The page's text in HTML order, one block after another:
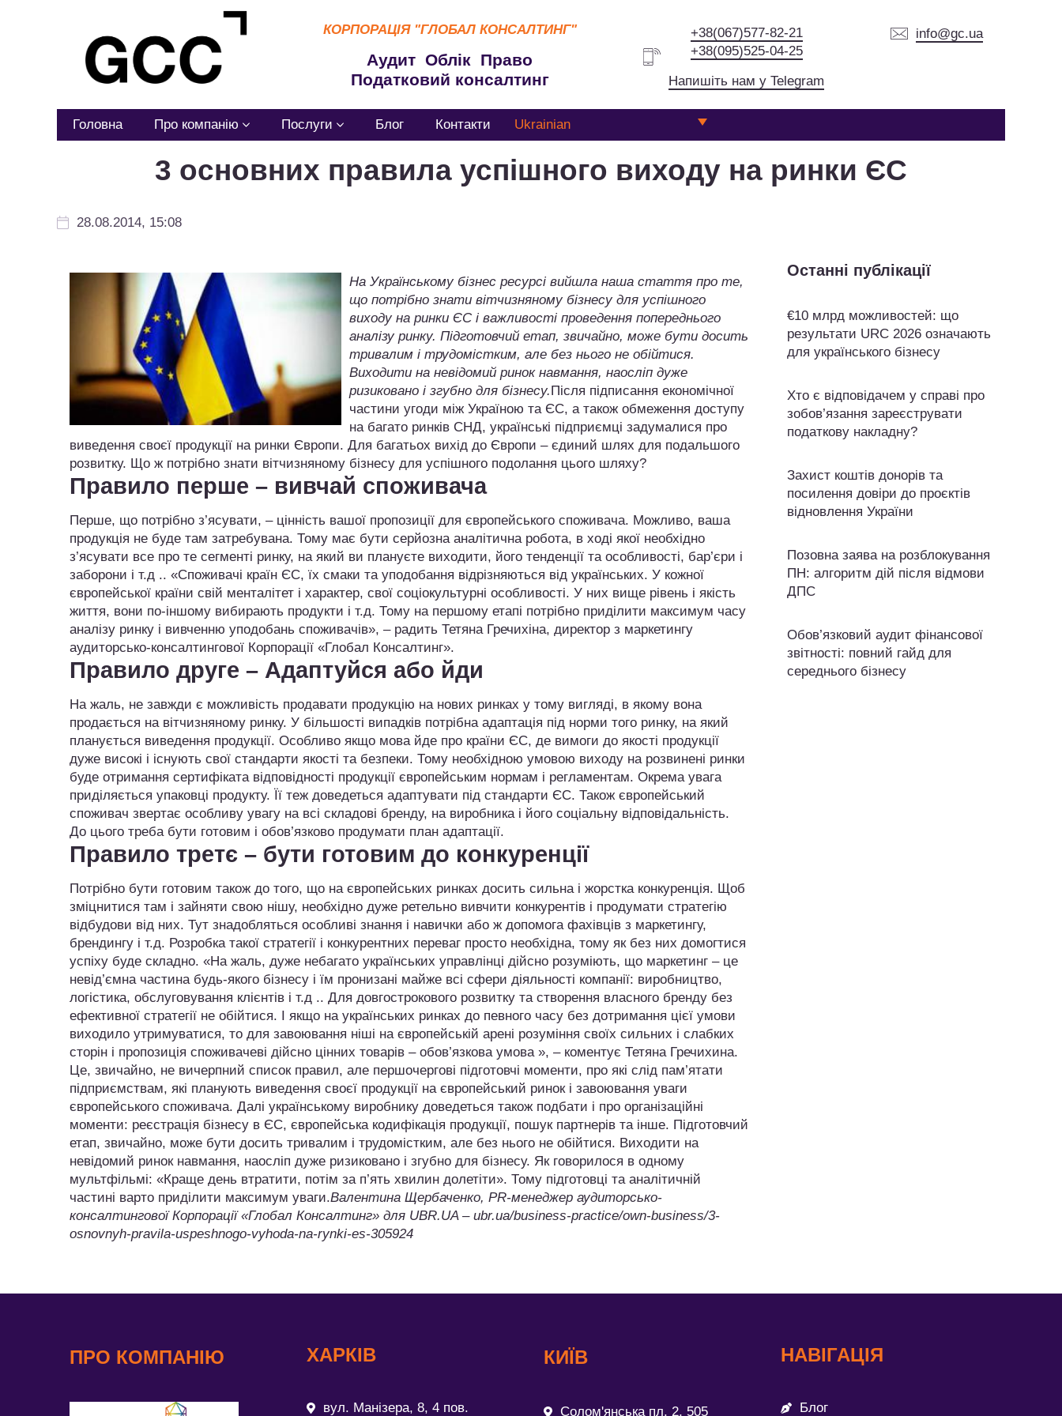
КОРПОРАЦІЯ "ГЛОБАЛ КОНСАЛТИНГ"
Аудит Облік Право
Податковий консалтинг
+38(067)577-82-21
+38(095)525-04-25
Напишіть нам у Telegram
info@gc.ua
Головна Про компанію Послуги Блог Контакти Ukrainian
3 основних правила успішного виходу на ринки ЄС
28.08.2014, 15:08
На Українському бізнес ресурсі вийшла наша стаття про те,
що потрібно знати вітчизняному бізнесу для успішного
виходу на ринки ЄС і важливості проведення попереднього
аналізу ринку. Підготовчий етап, звичайно, може бути досить
тривалим і трудомістким, але без нього не обійтися.
Виходити на невідомий ринок навмання, наосліп дуже
ризиковано і згубно для бізнесу.Після підписання економічної
частини угоди між Україною та ЄС, а також обмеження доступу
на багато ринків СНД, українські підприємці задумалися про
виведення своєї продукції на ринки Європи. Для багатьох вихід до Європи – єдиний шлях для подальшого
розвитку. Що ж потрібно знати вітчизняному бізнесу для успішного подолання цього шляху?
Правило перше – вивчай споживача
Перше, що потрібно з’ясувати, – цінність вашої пропозиції для європейського споживача. Можливо, ваша
продукція не буде там затребувана. Тому має бути серйозна аналітична робота, в ході якої необхідно
з’ясувати все про те сегменті ринку, на який ви плануєте виходити, його тенденції та особливості, бар’єри і
заборони і т.д .. «Споживачі країн ЄС, їх смаки та уподобання відрізняються від українських. У кожної
європейської країни свій менталітет і характер, свої соціокультурні особливості. У них вище рівень і якість
життя, вони по-іншому вибирають продукти і т.д. Тому на першому етапі потрібно приділити максимум часу
аналізу ринку і вивченню уподобань споживачів», – радить Тетяна Гречихіна, директор з маркетингу
аудиторсько-консалтингової Корпорації «Глобал Консалтинг».
Правило друге – Адаптуйся або йди
На жаль, не завжди є можливість продавати продукцію на нових ринках у тому вигляді, в якому вона
продається на вітчизняному ринку. У більшості випадків потрібна адаптація під норми того ринку, на який
планується виведення продукції. Особливо якщо мова йде про країни ЄС, де вимоги до якості продукції
дуже високі і існують свої стандарти якості та безпеки. Тому необхідною умовою виходу на розвинені ринки
буде отримання сертифіката відповідності продукції європейським нормам і регламентам. Окрема увага
приділяється упаковці продукту. Її теж доведеться адаптувати під стандарти ЄС. Також європейський
споживач звертає особливу увагу на всі складові бренду, на виробника і його соціальну відповідальність.
До цього треба бути готовим і обов’язково продумати план адаптації.
Правило третє – бути готовим до конкуренції
Потрібно бути готовим також до того, що на європейських ринках досить сильна і жорстка конкуренція. Щоб
зміцнитися там і зайняти свою нішу, необхідно дуже ретельно вивчити конкурентів і продумати стратегію
відбудови від них. Тут знадобляться особливі знання і навички або ж допомога фахівців з маркетингу,
брендингу і т.д. Розробка такої стратегії і конкурентних переваг просто необхідна, тому як без них домогтися
успіху буде складно. «На жаль, дуже небагато українських управлінці дійсно розуміють, що маркетинг – це
невід’ємна частина будь-якого бізнесу і їм пронизані майже всі сфери діяльності компанії: виробництво,
логістика, обслуговування клієнтів і т.д .. Для довгострокового розвитку та створення власного бренду без
ефективної стратегії не обійтися. І якщо на українських ринках до певного часу без дотримання цієї умови
виходило утримуватися, то для завоювання ніші на європейській арені розуміння своїх сильних і слабких
сторін і пропозиція споживачеві дійсно цінних товарів – обов’язкова умова », – коментує Тетяна Гречихина.
Це, звичайно, не вичерпний список правил, але першочергові підготовчі моменти, про які слід пам’ятати
підприємствам, які планують виведення своєї продукції на європейський ринок і завоювання уваги
європейського споживача. Далі українському виробнику доведеться також подбати і про організаційні
моменти: реєстрація бізнесу в ЄС, європейська кодифікація продукції, пошук партнерів та інше. Підготовчий
етап, звичайно, може бути досить тривалим і трудомістким, але без нього не обійтися. Виходити на
невідомий ринок навмання, наосліп дуже ризиковано і згубно для бізнесу. Як говорилося в одному
мультфільмі: «Краще день втратити, потім за п’ять хвилин долетіти». Тому підготовці та аналітичній
частині варто приділити максимум уваги.Валентина Щербаченко, PR-менеджер аудиторсько-
консалтингової Корпорації «Глобал Консалтинг» для UBR.UA – ubr.ua/business-practice/own-business/3-
osnovnyh-pravila-uspeshnogo-vyhoda-na-rynki-es-305924
Останні публікації
€10 млрд можливостей: що
результати URC 2026 означають
для українського бізнесу
Хто є відповідачем у справі про
зобов’язання зареєструвати
податкову накладну?
Захист коштів донорів та
посилення довіри до проєктів
відновлення України
Позовна заява на розблокування
ПН: алгоритм дій після відмови
ДПС
Обов’язковий аудит фінансової
звітності: повний гайд для
середнього бізнесу
ПРО КОМПАНІЮ ХАРКІВ
вул. Манізера, 8, 4 пов.
КИЇВ
Солом'янська пл. 2, 505
НАВІГАЦІЯ
Блог